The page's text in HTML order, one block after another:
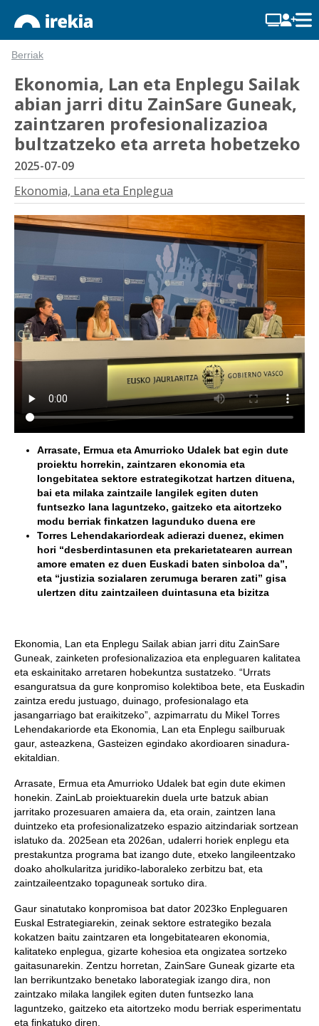
Berriak
Ekonomia, Lan eta Enplegu Sailak
abian jarri ditu ZainSare Guneak,
zaintzaren profesionalizazioa
bultzatzeko eta arreta hobetzeko
2025-07-09
Ekonomia, Lana eta Enplegua
Arrasate, Ermua eta Amurrioko Udalek bat egin dute
proiektu horrekin, zaintzaren ekonomia eta
longebitatea sektore estrategikotzat hartzen dituena,
bai eta milaka zaintzaile langilek egiten duten
funtsezko lana laguntzeko, gaitzeko eta aitortzeko
modu berriak finkatzen lagunduko duena ere
Torres Lehendakariordeak adierazi duenez, ekimen
hori “desberdintasunen eta prekarietatearen aurrean
amore ematen ez duen Euskadi baten sinboloa da”,
eta “justizia sozialaren zerumuga beraren zati” gisa
ulertzen ditu zaintzaileen duintasuna eta bizitza
Ekonomia, Lan eta Enplegu Sailak abian jarri ditu ZainSare
Guneak, zainketen profesionalizazioa eta enpleguaren kalitatea
eta eskainitako arretaren hobekuntza sustatzeko. “Urrats
esanguratsua da gure konpromiso kolektiboa bete, eta Euskadin
zaintza eredu justuago, duinago, profesionalago eta
jasangarriago bat eraikitzeko”, azpimarratu du Mikel Torres
Lehendakariorde eta Ekonomia, Lan eta Enplegu sailburuak
gaur, asteazkena, Gasteizen egindako akordioaren sinadura-
ekitaldian.
Arrasate, Ermua eta Amurrioko Udalek bat egin dute ekimen
honekin. ZainLab proiektuarekin duela urte batzuk abian
jarritako prozesuaren amaiera da, eta orain, zaintzen lana
duintzeko eta profesionalizatzeko espazio aitzindariak sortzean
islatuko da. 2025ean eta 2026an, udalerri horiek enplegu eta
prestakuntza programa bat izango dute, etxeko langileentzako
doako aholkularitza juridiko-laboraleko zerbitzu bat, eta
zaintzaileentzako topaguneak sortuko dira.
Gaur sinatutako konpromisoa bat dator 2023ko Enpleguaren
Euskal Estrategiarekin, zeinak sektore estrategiko bezala
kokatzen baitu zaintzaren eta longebitatearen ekonomia,
kalitateko enplegua, gizarte kohesioa eta ongizatea sortzeko
gaitasunarekin. Zentzu horretan, ZainSare Guneak gizarte eta
lan berrikuntzako benetako laborategiak izango dira, non
zaintzako milaka langilek egiten duten funtsezko lana
laguntzeko, gaitzeko eta aitortzeko modu berriak esperimentatu
eta finkatuko diren.